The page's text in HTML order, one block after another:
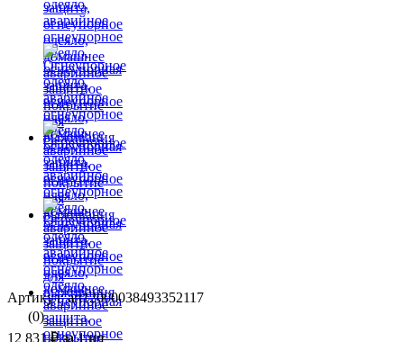
Артикул: art12000038493352117
(0)
12 831 ₽за 1 шт